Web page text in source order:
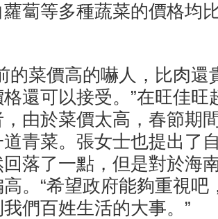
蔔等多種蔬菜的價格均
菜價高的嚇人，比肉還
還可以接受。”在旺佳旺
由於菜價太高，春節期
青菜。張女士也提出了
落了一點，但是對於海
。“希望政府能夠重視吧
們百姓生活的大事。”